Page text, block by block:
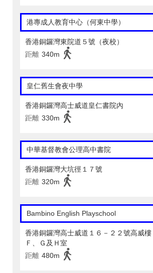
港專成人教育中心（何東中學）
香港銅鑼灣東院道５號（夜校）
距離 340m
皇仁舊生會夜中學
香港銅鑼灣高士威道皇仁書院內
距離 330m
中華基督教會公理高中書院
香港銅鑼灣大坑徑１７號
距離 320m
Bambino English Playschool
香港銅鑼灣高士威道１６－２２號高威樓
Ｆ、Ｇ及Ｈ室
距離 480m